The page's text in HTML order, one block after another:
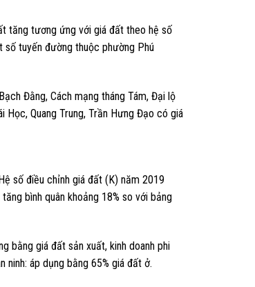
tăng tương ứng với giá đất theo hệ số
số tuyến đường thuộc phường Phú
Đằng, Cách mạng tháng Tám, Đại lộ
Học, Quang Trung, Trần Hưng Đạo có giá
số điều chỉnh giá đất (K) năm 2019
bình quân khoảng 18% so với bảng
bằng giá đất sản xuất, kinh doanh phi
ninh: áp dụng bằng 65% giá đất ở.